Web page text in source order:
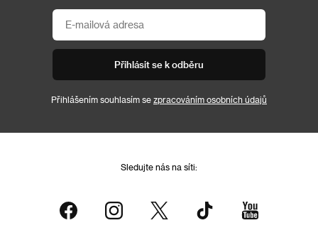
Přihlásit se k odběru
Přihlášením souhlasím se zpracováním osobních údajů
Sledujte nás na síti: